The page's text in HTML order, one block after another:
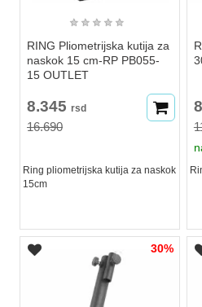
★ ★ ★ ★ ★
RING Pliometrijska kutija za
naskok 15 cm-RP PB055-
15 OUTLET
8.345 rsd
16.690
Ring pliometrijska kutija za naskok
15cm
30%